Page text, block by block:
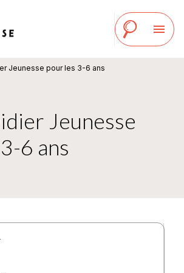
menu
Jeunesse pour les 3-6 ans
Jeunesse
6 ans